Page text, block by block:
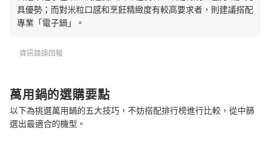
具優勢；而對米粒口感和烹飪精緻度有較高要求者，則建議搭配
專業「電子鍋」。
資訊錯誤回報
萬用鍋的選購要點
以下為挑選萬用鍋的五大技巧，不妨搭配排行榜進行比較，從中篩
選出最適合的機型。